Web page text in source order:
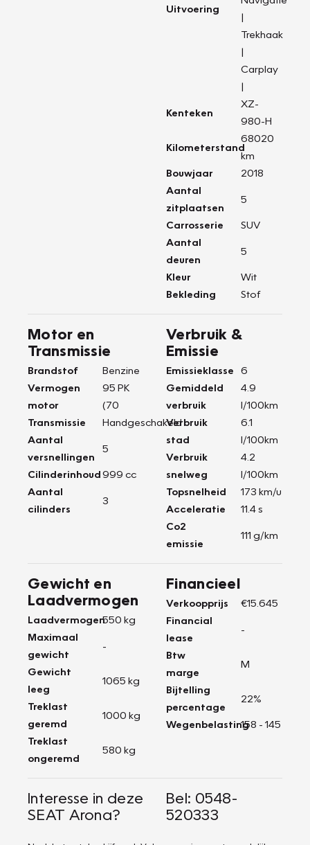
Uitvoering
|
Trekhaak
|
Carplay
|
Kenteken
XZ-
980-H
Kilometerstand
68020
km
Bouwjaar
2018
Aantal
zitplaatsen
5
Carrosserie
SUV
Aantal
deuren
5
Kleur
Wit
Bekleding
Stof
Motor en
Transmissie
Brandstof
Benzine
Vermogen
motor
95 PK
(70
Transmissie
Handgeschakeld
Aantal
versnellingen
5
Cilinderinhoud999 cc
Aantal
cilinders
3
Verbruik &
Emissie
Emissieklasse
6
Gemiddeld
verbruik
4.9
l/100km
Verbruik
stad
6.1
l/100km
Verbruik
snelweg
4.2
l/100km
Topsnelheid
173 km/u
Acceleratie
11.4 s
Co2
emissie
111 g/km
Gewicht en
Laadvermogen
Laadvermogen550 kg
Maximaal
gewicht
-
Gewicht
leeg
1065 kg
Treklast
geremd
1000 kg
Treklast
ongeremd
580 kg
Financieel
Verkoopprijs
€15.645
Financial
lease
-
Btw
marge
M
Bijtelling
percentage
22%
Wegenbelasting158 - 145
Interesse in deze
SEAT Arona?
Bel: 0548-
520333